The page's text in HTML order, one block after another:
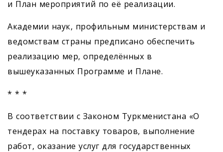
и План мероприятий по её реализации.
Академии наук, профильным министерствам и
ведомствам страны предписано обеспечить
реализацию мер, определённых в
вышеуказанных Программе и Плане.
* * *
В соответствии с Законом Туркменистана «О
тендерах на поставку товаров, выполнение
работ, оказание услуг для государственных